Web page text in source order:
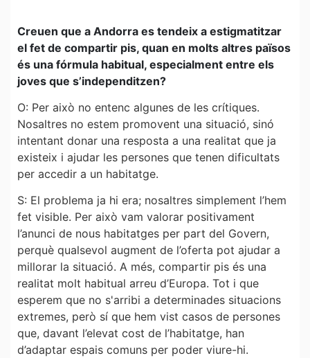
Creuen que a Andorra es tendeix a estigmatitzar
el fet de compartir pis, quan en molts altres països
és una fórmula habitual, especialment entre els
joves que s’independitzen?
O: Per això no entenc algunes de les crítiques.
Nosaltres no estem promovent una situació, sinó
intentant donar una resposta a una realitat que ja
existeix i ajudar les persones que tenen dificultats
per accedir a un habitatge.
S: El problema ja hi era; nosaltres simplement l’hem
fet visible. Per això vam valorar positivament
l’anunci de nous habitatges per part del Govern,
perquè qualsevol augment de l’oferta pot ajudar a
millorar la situació. A més, compartir pis és una
realitat molt habitual arreu d’Europa. Tot i que
esperem que no s'arribi a determinades situacions
extremes, però sí que hem vist casos de persones
que, davant l’elevat cost de l’habitatge, han
d’adaptar espais comuns per poder viure-hi.